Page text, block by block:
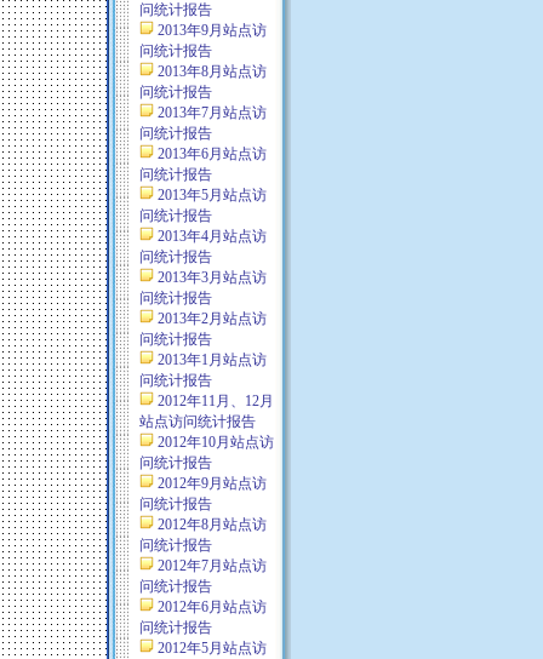
问统计报告
2013年9月站点访
问统计报告
2013年8月站点访
问统计报告
2013年7月站点访
问统计报告
2013年6月站点访
问统计报告
2013年5月站点访
问统计报告
2013年4月站点访
问统计报告
2013年3月站点访
问统计报告
2013年2月站点访
问统计报告
2013年1月站点访
问统计报告
2012年11月、12月
站点访问统计报告
2012年10月站点访
问统计报告
2012年9月站点访
问统计报告
2012年8月站点访
问统计报告
2012年7月站点访
问统计报告
2012年6月站点访
问统计报告
2012年5月站点访